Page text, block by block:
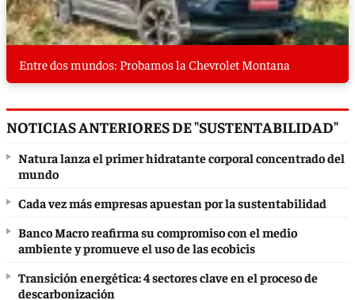
Entre dos mundos: Probamos la Chevrolet Montana
NOTICIAS ANTERIORES DE "SUSTENTABILIDAD"
Natura lanza el primer hidratante corporal concentrado del
mundo
Cada vez más empresas apuestan por la sustentabilidad
Banco Macro reafirma su compromiso con el medio
ambiente y promueve el uso de las ecobicis
Transición energética: 4 sectores clave en el proceso de
descarbonización